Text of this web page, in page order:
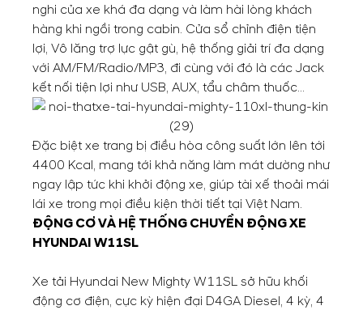
nghi của xe khá đa dạng và làm hài lòng khách
hàng khi ngồi trong cabin. Cửa sổ chỉnh điện tiện
lợi, Vô lăng trợ lực gật gù, hệ thống giải trí đa dạng
với AM/FM/Radio/MP3, đi cùng với đó là các Jack
kết nối tiện lợi như USB, AUX, tẩu châm thuốc…
Đặc biệt xe trang bị điều hòa công suất lớn lên tới
4400 Kcal, mang tới khả năng làm mát dường như
ngay lập tức khi khởi động xe, giúp tài xế thoải mái
lái xe trong mọi điều kiện thời tiết tại Việt Nam.
ĐỘNG CƠ VÀ HỆ THỐNG CHUYỀN ĐỘNG XE
HYUNDAI W11SL
Xe tải Hyundai New Mighty W11SL sở hữu khối
động cơ điện, cực kỳ hiện đại D4GA Diesel, 4 kỳ, 4